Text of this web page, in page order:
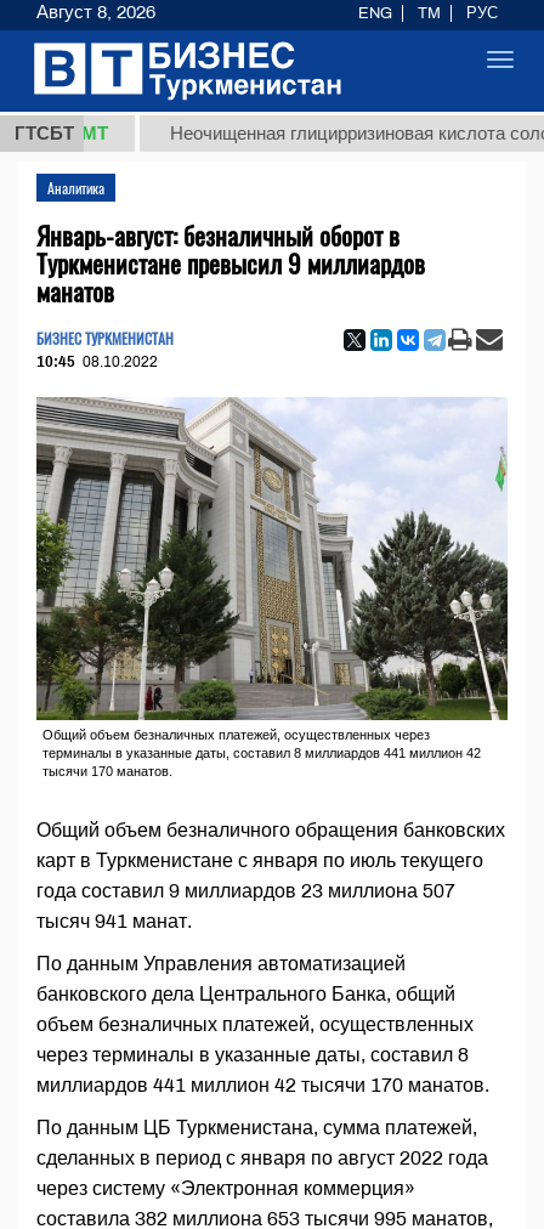
ГТСБТ
ТМТ Неочищенная глицирризиновая кислота
Аналитика
Январь-август: безналичный оборот в
Туркменистане превысил 9 миллиардов
манатов
БИЗНЕС ТУРКМЕНИСТАН
10:45 08.10.2022
Общий объем безналичных платежей, осуществленных через
терминалы в указанные даты, составил 8 миллиардов 441 миллион 42
тысячи 170 манатов.
Общий объем безналичного обращения банковских
карт в Туркменистане с января по июль текущего
года составил 9 миллиардов 23 миллиона 507
тысяч 941 манат.
По данным Управления автоматизацией
банковского дела Центрального Банка, общий
объем безналичных платежей, осуществленных
через терминалы в указанные даты, составил 8
миллиардов 441 миллион 42 тысячи 170 манатов.
По данным ЦБ Туркменистана, сумма платежей,
сделанных в период с января по август 2022 года
через систему «Электронная коммерция»
составила 382 миллиона 653 тысячи 995 манатов,
Август 8, 2026 ENG TM РУС